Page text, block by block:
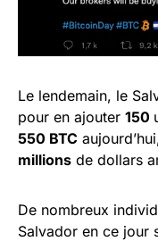
Le lendemain, le
pour en ajouter 150
550 BTC
millions de dollars
De nombreux
Salvador en ce jour